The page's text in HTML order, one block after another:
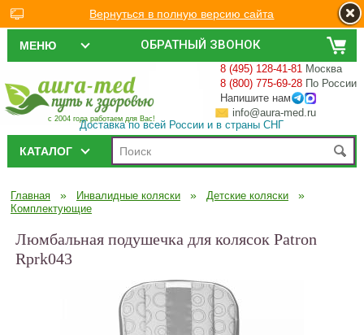
ОБРАТНЫЙ ЗВОНОК
МЕНЮ
с 2004 года работаем для Вас!
8 (495) 128-41-81 Москва
8 (800) 775-69-28 По России
Напишите нам
info@aura-med.ru
Доставка по всей России и в страны СНГ
КАТАЛОГ
Главная » Инвалидные коляски » Детские коляски »
Комплектующие
Люмбальная подушечка для колясок Patron
Rprk043
Вернуться в полную версию сайта